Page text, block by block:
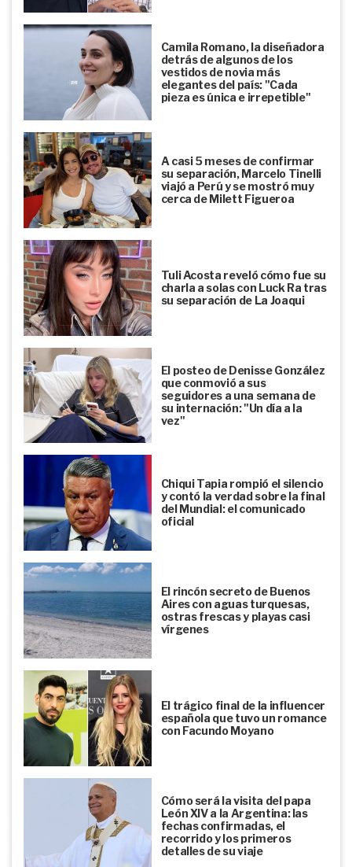
Camila Romano, la diseñadora
detrás de algunos de los
vestidos de novia más
elegantes del país: "Cada
pieza es única e irrepetible"
A casi 5 meses de confirmar
su separación, Marcelo Tinelli
viajó a Perú y se mostró muy
cerca de Milett Figueroa
Tuli Acosta reveló cómo fue su
charla a solas con Luck Ra tras
su separación de La Joaqui
El posteo de Denisse González
que conmovió a sus
seguidores a una semana de
su internación: "Un día a la
vez"
Chiqui Tapia rompió el silencio
y contó la verdad sobre la final
del Mundial: el comunicado
oficial
El rincón secreto de Buenos
Aires con aguas turquesas,
ostras frescas y playas casi
vírgenes
El trágico final de la influencer
española que tuvo un romance
con Facundo Moyano
Cómo será la visita del papa
León XIV a la Argentina: las
fechas confirmadas, el
recorrido y los primeros
detalles de su viaje